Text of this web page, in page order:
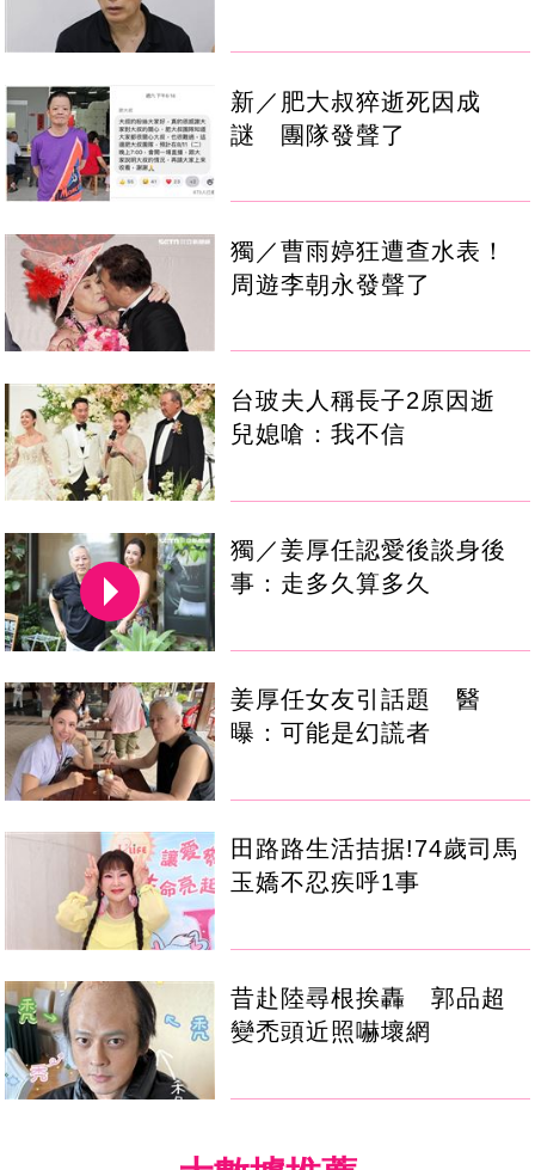
新／肥大叔猝逝死因成
謎 團隊發聲了
獨／曹雨婷狂遭查水表！
周遊李朝永發聲了
台玻夫人稱長子2原因逝
兒媳嗆：我不信
獨／姜厚任認愛後談身後
事：走多久算多久
姜厚任女友引話題 醫
曝：可能是幻謊者
田路路生活拮据!74歲司馬
玉嬌不忍疾呼1事
昔赴陸尋根挨轟 郭品超
變禿頭近照嚇壞網